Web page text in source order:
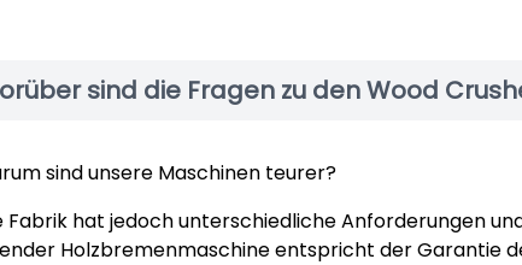
sind die Fragen zu den Wood
sind unsere Maschinen teurer?
Fabrik hat jedoch unterschiedliche Anforderungen
Holzbremenmaschine entspricht der Garantie